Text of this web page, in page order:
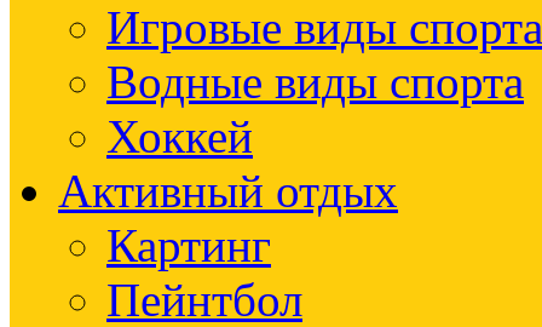
Игровые виды спорта
Водные виды спорта
Хоккей
Активный отдых
Картинг
Пейнтбол